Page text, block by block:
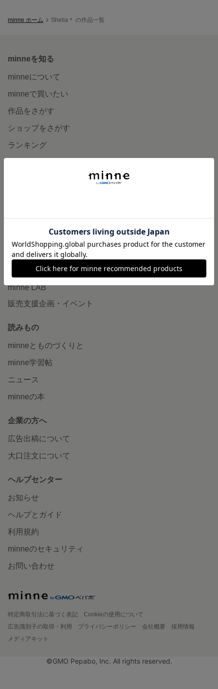
minne ホーム Shelia＊ の作品一覧
minneを知る
minneについて
minneで買いたい
作品をさがす
ショップをさがす
ランキング
食品販売
ダウンロード販売
minne PLUS
minne LAB
販売支援企画・イベント
読みもの
minneとものづくりと
minne学習帖
ニュース
minneの本
企業の方へ
広告出稿について
大口注文について
ヘルプセンター
お知らせ
ヘルプとガイド
利用規約
minneのセキュリティ
お問い合わせ
特定商取引法に基づく表記
Cookieの使用について
広告識別子の取得・利用
プライバシーポリシー 会社概要
採用情報
メディアキット
©GMO Pepabo, Inc. All rights reserved.